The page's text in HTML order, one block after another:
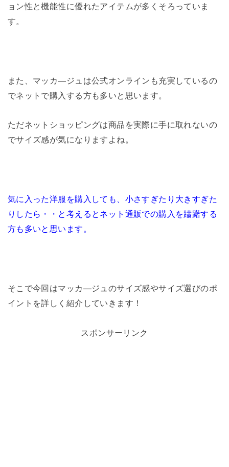
ョン性と機能性に優れたアイテムが多くそろっていま
す。
また、マッカ―ジュは公式オンラインも充実しているの
でネットで購入する方も多いと思います。
ただネットショッピングは商品を実際に手に取れないの
でサイズ感が気になりますよね。
気に入った洋服を購入しても、小さすぎたり大きすぎた
りしたら・・と考えるとネット通販での購入を躊躇する
方も多いと思います。
そこで今回はマッカ―ジュのサイズ感やサイズ選びのポ
イントを詳しく紹介していきます！
スポンサーリンク